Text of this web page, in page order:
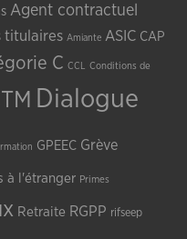
Agent contractuel
titulaires Amiante ASIC CAP
C CCL Conditions de
Dialogue
GPEEC Grève
à l'étranger Primes
Retraite RGPP rifseep